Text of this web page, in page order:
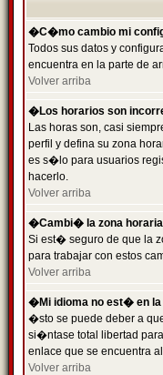
�C�mo cambio mi
Todos sus datos y
encuentra en la parte de
Volver arriba
�Los horarios son
Las horas son, casi
perfil y defina su zona
es s�lo para usuarios
hacerlo.
Volver arriba
�Cambi� la zona
Si est� seguro de que la
para trabajar con estos
Volver arriba
�Mi idioma no est� en la
�sto se puede deber a
si�ntase total libertad
enlace que se encuentra
Volver arriba